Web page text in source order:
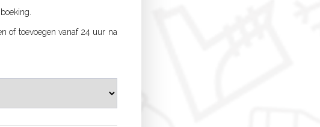
of toevoegen vanaf 24 uur na